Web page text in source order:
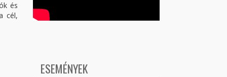
és
cél,
ESEMÉNYEK